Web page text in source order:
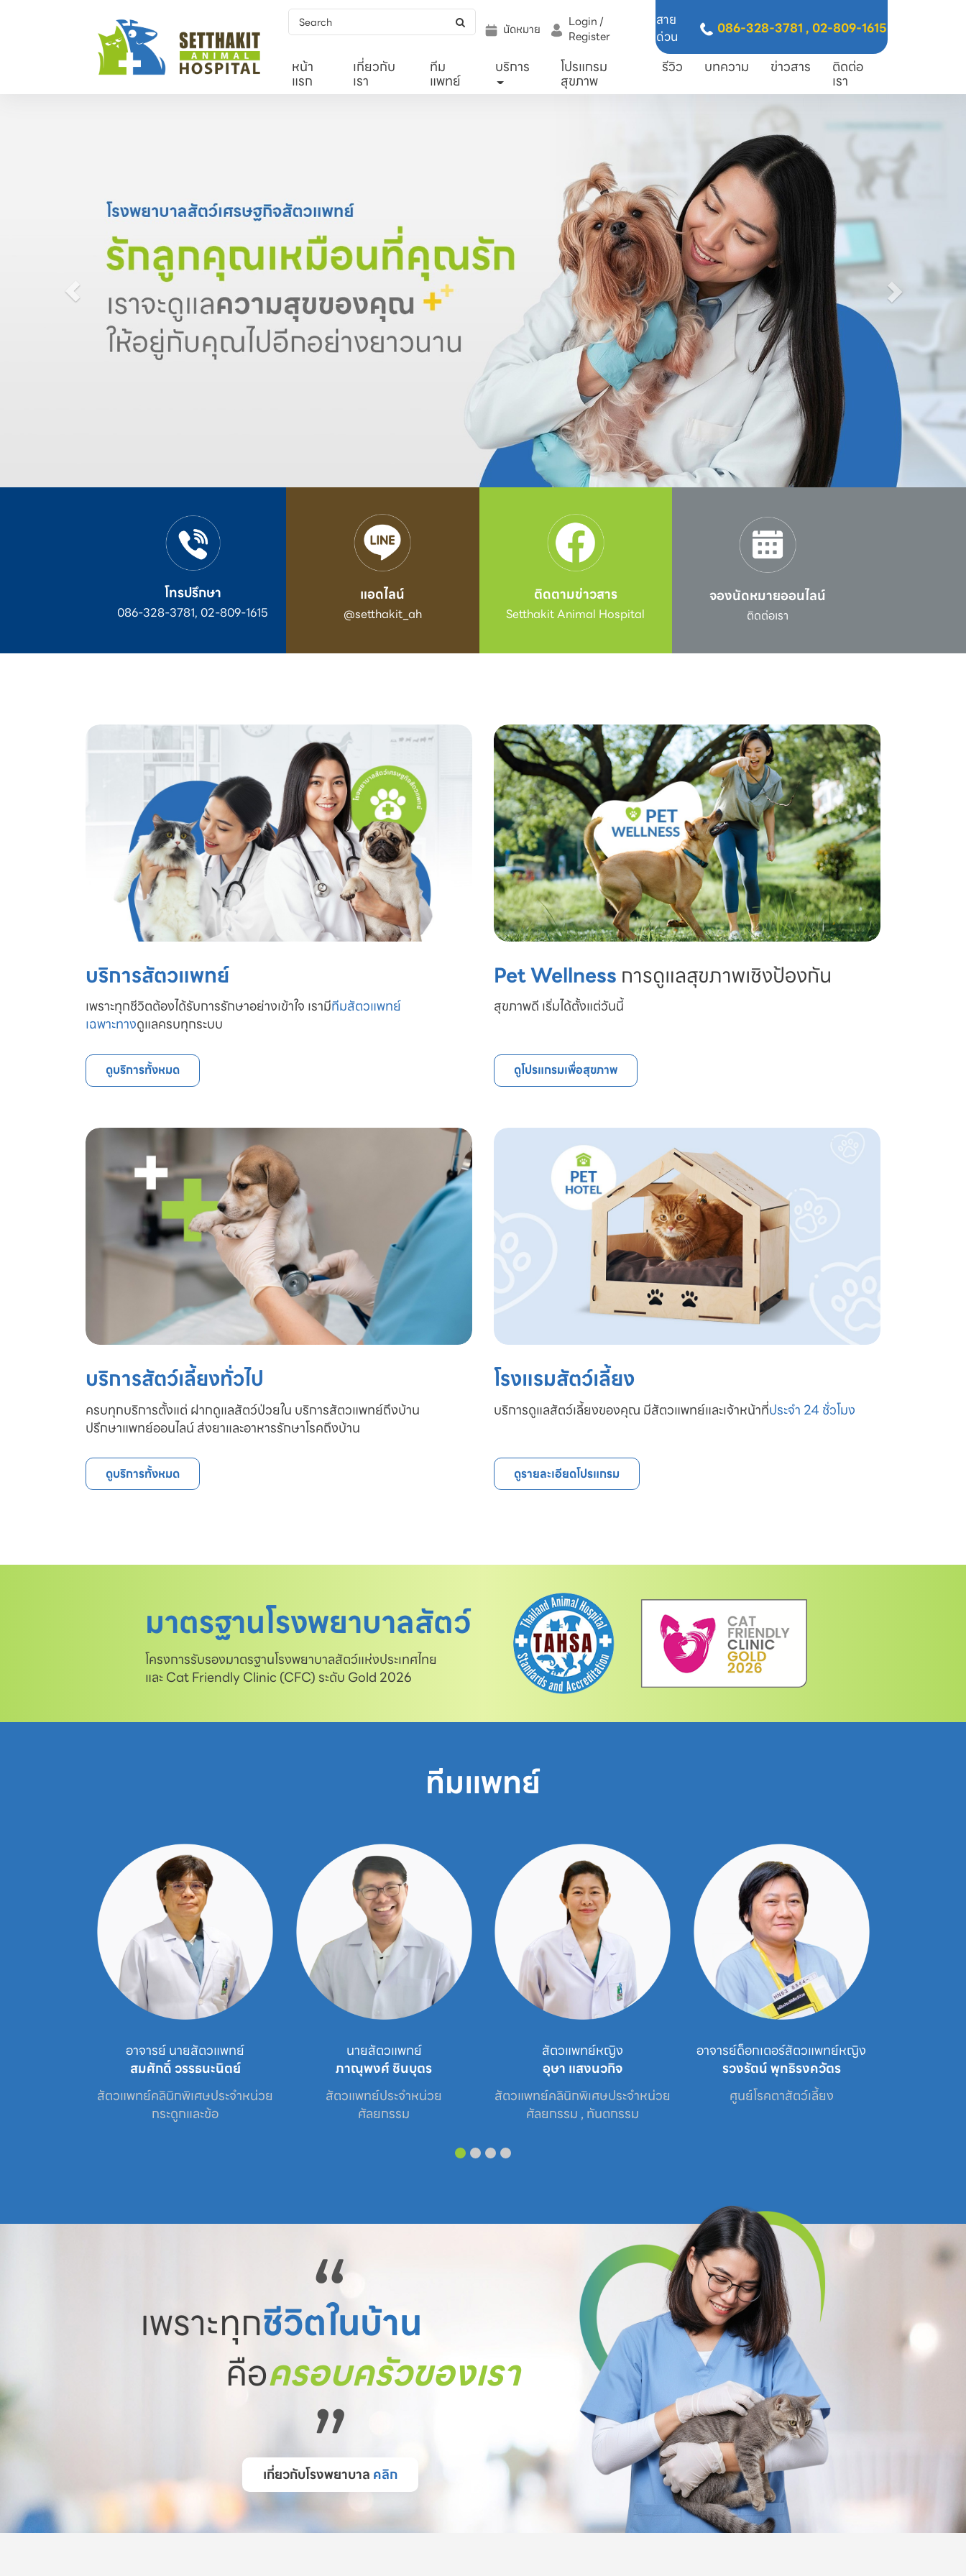
นัดหมาย
Login /
Register
สาย
ด่วน
086-328-3781 ,02-809-1615
หน้า
แรก
เกี่ยวกับ
เรา
ทีม
แพทย์
บริการ โปรแกรม
สุขภาพ
รีวิว บทความ ข่าวสาร ติดต่อ
เรา
โทรปรึกษา
086-328-3781, 02-809-1615
แอดไลน์
@setthakit_ah
ติดตามข่าวสาร
Setthakit Animal Hospital
จองนัดหมายออนไลน์
ติดต่อเรา
บริการสัตวแพทย์
เพราะทุกชีวิตต้องได้รับการรักษาอย่างเข้าใจ เรามีทีมสัตวแพทย์
เฉพาะทางดูแลครบทุกระบบ
ดูบริการทั้งหมด
Pet Wellness การดูแลสุขภาพเชิงป้องกัน
สุขภาพดี เริ่มได้ตั้งแต่วันนี้
ดูโปรแกรมเพื่อสุขภาพ
บริการสัตว์เลี้ยงทั่วไป
ครบทุกบริการตั้งแต่ ฝากดูแลสัตว์ป่วยใน บริการสัตวแพทย์ถึงบ้าน
ปรึกษาแพทย์ออนไลน์ ส่งยาและอาหารรักษาโรคถึงบ้าน
ดูบริการทั้งหมด
โรงแรมสัตว์เลี้ยง
บริการดูแลสัตว์เลี้ยงของคุณ มีสัตวแพทย์และเจ้าหน้าที่ประจำ 24 ชั่วโมง
ดูรายละเอียดโปรแกรม
มาตรฐานโรงพยาบาลสัตว์
โครงการรับรองมาตรฐานโรงพยาบาลสัตว์แห่งประเทศไทย
และ Cat Friendly Clinic (CFC) ระดับ Gold 2026
ทีมแพทย์
อาจารย์ นายสัตวแพทย์
สมศักดิ์ วรรธนะนิตย์
สัตวแพทย์คลินิกพิเศษประจำหน่วย
กระดูกและข้อ
นายสัตวแพทย์
ภาณุพงศ์ ชินบุตร
สัตวแพทย์ประจำหน่วย
ศัลยกรรม
สัตวแพทย์หญิง
อุษา แสงนวกิจ
สัตวแพทย์คลินิกพิเศษประจำหน่วย
ศัลยกรรม , ทันตกรรม
อาจารย์ด็อกเตอร์สัตวแพทย์หญิง
รวงรัตน์ พุทธิรงควัตร
ศูนย์โรคตาสัตว์เลี้ยง
“
เพราะทุกชีวิตในบ้าน
คือครอบครัวของเรา
”
เกี่ยวกับโรงพยาบาล คลิก